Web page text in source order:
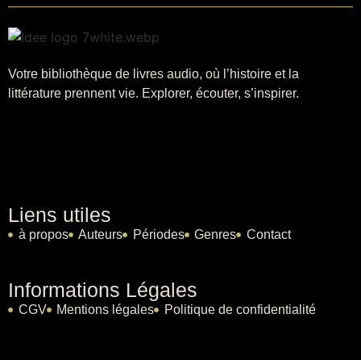
Votre bibliothèque de livres audio, où l’histoire et la
littérature prennent vie. Explorer, écouter, s’inspirer.
Liens utiles
à propos Auteurs Périodes Genres Contact
Informations Légales
CGV Mentions légales Politique de confidentialité